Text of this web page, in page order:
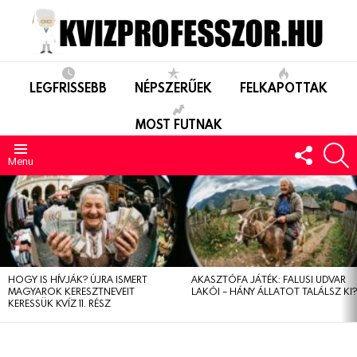
LEGFRISSEBB NÉPSZERŰEK FELKAPOTTAK
MOST FUTNAK
Menu
US
LEGUTÓBBIAK
HOGY IS HÍVJÁK? ÚJRA ISMERT
MAGYAROK KERESZTNEVEIT
KERESSÜK KVÍZ 11. RÉSZ
AKASZTÓFA JÁTÉK: FALUSI UDVAR
LAKÓI – HÁNY ÁLLATOT TALÁLSZ KI?